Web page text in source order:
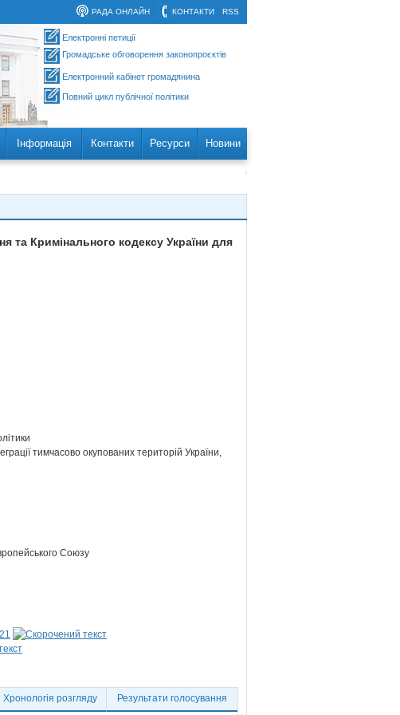
RSS
КОНТАКТИ
РАДА ОНЛАЙН
Електронні петиції
Громадське обговорення законопроєктів
Електронний кабінет громадянина
Повний цикл публічної політики
Інформація Контакти Ресурси Новини
та Кримінального кодексу України для
тимчасово окупованих територій України,
Союзу
Хронологія розгляду Результати голосування